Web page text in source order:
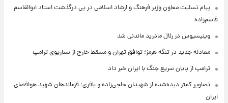
پیام تسلیت معاون وزیر فرهنگ و ارشاد اسلامی در پی درگذشت استاد ابوالقاسم
قاسم‌زاده
وینیسیوس در رئال مادرید ماندنی شد
معادله جدید در تنگه هرمز؛ توافق تهران و مسقط خارج از سناریوی ترامپ
ترامپ از پایان سریع جنگ با ایران خبر داد
تصاویر کمتر دیده‌شده از شهیدان حاجی‌زاده و باقری؛ فرماندهان شهید هوافضای
ایران